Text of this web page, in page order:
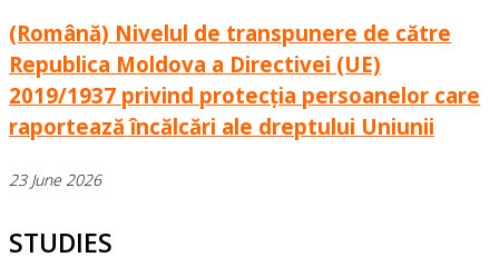
(Română) Nivelul de transpunere de către
Republica Moldova a Directivei (UE)
2019/1937 privind protecția persoanelor care
raportează încălcări ale dreptului Uniunii
23 June 2026
STUDIES